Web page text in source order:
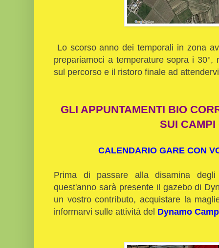
Lo scorso anno dei temporali in zona
prepariamoci a temperature sopra i
sul percorso e il ristoro finale ad
GLI APPUNTAMENTI BIO
SUI
CALENDARIO GARE CON
Prima di passare alla disamina
quest'anno sarà presente il gazebo di
un vostro contributo, acquistare la
informarvi sulle attività del Dynamo